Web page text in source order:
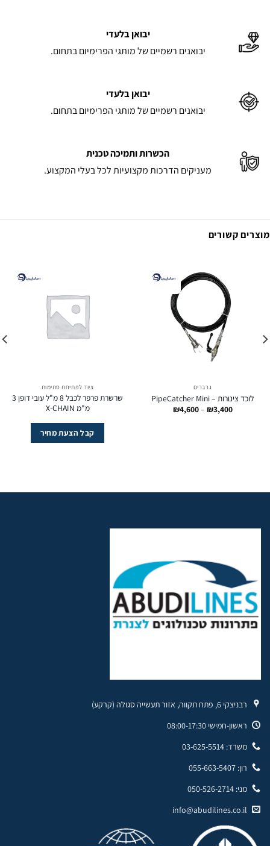
יבואן בלעדי
יבואנים רשמיים של מותגי הפרימיום בתחום.
יבואן בלעדי
יבואנים רשמיים של מותגי הפרימיום בתחום.
הכשרות ותמיכה טכנית
מעניקים הדרכות מקצועיות לכל בעלי המקצוע.
מוצרים קשורים
גרברים
לוכד צינורות – PipeCatcher Mini
₪3,400
–
₪4,600 טווח
ציוד לפתיחת סתימות
שרשרת פרפר לכבל 8 מ"ל עובי דופן 3
מ"מ X-CHAIN
קבל הצעת מחיר
רבניצקי 6, פתח תקווה, אזור תעשייה סגולה (קרקע)
ראשון-חמישי 08:00-17:30
משרד: 03-625-5514
רון: 055-663-5407
מני: 050-526-2714
info@abudilines.co.il